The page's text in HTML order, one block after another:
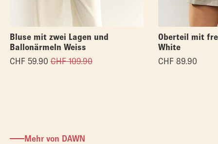
Bluse mit zwei Lagen und
Ballonärmeln Weiss
CHF109.90
CHF 59.90
Oberteil mit
White
CHF 89.90
Mehr von DAWN